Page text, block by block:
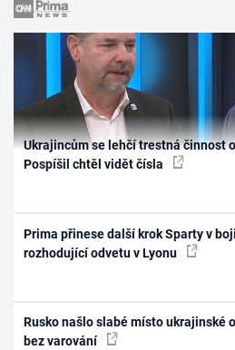
Ukrajincům se lehčí trestná činnost
Pospíšil chtěl vidět čísla
Prima přinese další krok Sparty v
rozhodující odvetu v Lyonu
Rusko našlo slabé místo ukrajinské
bez varování